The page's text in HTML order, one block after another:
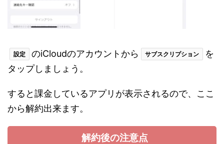
設定 のiCloudのアカウントから サブスクリプション
を
タップしましょう。
すると課金しているアプリが表示されるので、ここ
から解約出来ます。
解約後の注意点